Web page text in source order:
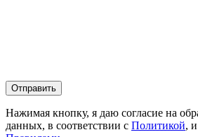
Отправить
Нажимая кнопку, я даю согласие на
данных, в соответствии с Политикой,